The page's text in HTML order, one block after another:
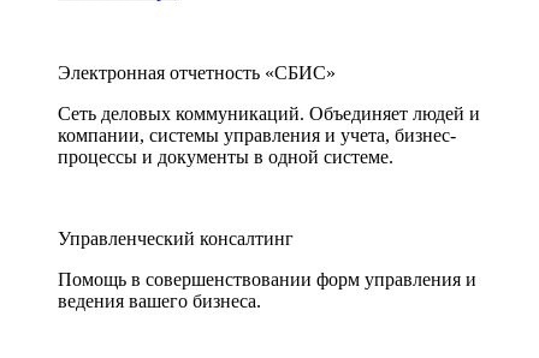
Электронная отчетность «СБИС»
Сеть деловых коммуникаций. Объединяет людей и
компании, системы управления и учета, бизнес-
процессы и документы в одной системе.
Управленческий консалтинг
Помощь в совершенствовании форм управления и
ведения вашего бизнеса.